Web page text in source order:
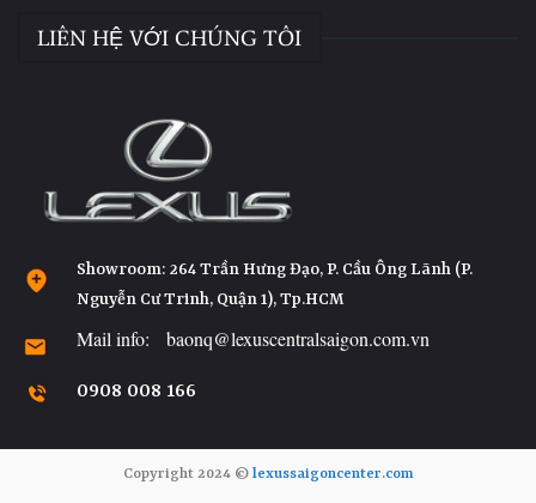
LIÊN HỆ VỚI CHÚNG TÔI
Showroom: 264 Trần Hưng Đạo, P. Cầu Ông Lãnh (P.
Nguyễn Cư Trinh, Quận 1), Tp.HCM
Mail info: baonq@lexuscentralsaigon.com.vn
0908 008 166
Copyright 2024 © lexussaigoncenter.com